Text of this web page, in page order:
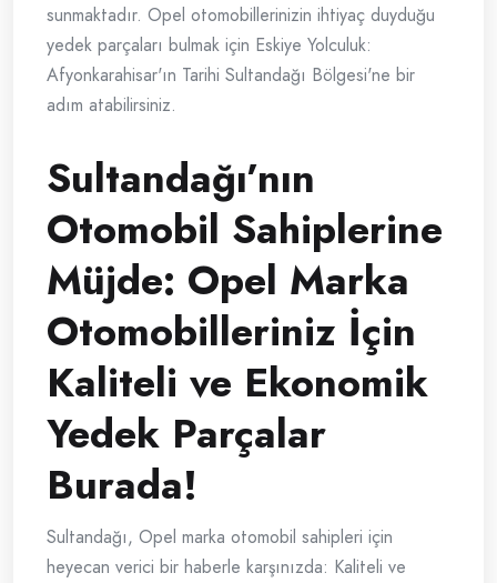
sunmaktadır. Opel otomobillerinizin ihtiyaç duyduğu
yedek parçaları bulmak için Eskiye Yolculuk:
Afyonkarahisar'ın Tarihi Sultandağı Bölgesi'ne bir
adım atabilirsiniz.
Sultandağı’nın
Otomobil Sahiplerine
Müjde: Opel Marka
Otomobilleriniz İçin
Kaliteli ve Ekonomik
Yedek Parçalar
Burada!
Sultandağı, Opel marka otomobil sahipleri için
heyecan verici bir haberle karşınızda: Kaliteli ve